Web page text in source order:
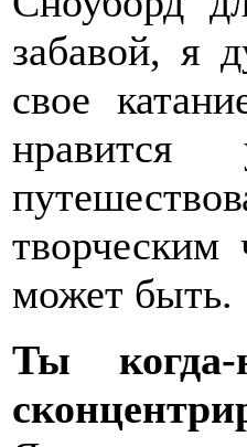
забавой, я
свое
творческим
может быть.
Ты когда-